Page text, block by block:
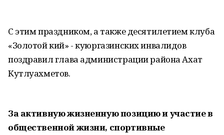
С этим праздником, а также десятилетием клуба
«Золотой кий» - куюргазинских инвалидов
поздравил глава администрации района Ахат
Кутлуахметов.
За активную жизненную позицию и участие в
общественной жизни, спортивные